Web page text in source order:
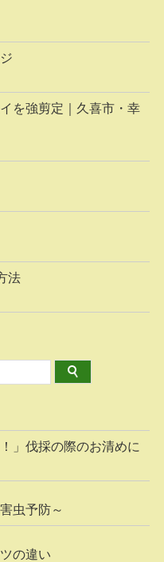
を強剪定｜久喜市・幸
法
」伐採の際のお清めに
虫予防～
の違い